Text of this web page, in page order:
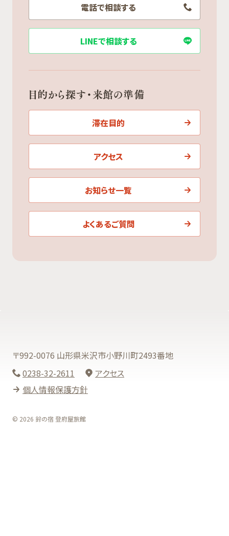
電話で相談する
LINEで相談する
目的から探す・来館の準備
滞在目的
アクセス
お知らせ一覧
よくあるご質問
〒992-0076 山形県米沢市小野川町2493番地
0238-32-2611
アクセス
個人情報保護方針
© 2026 鈴の宿 登府屋旅館